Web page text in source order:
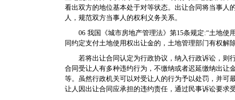
看出双方的地位基本处于对等状态。出让合同将当事人
人，规范双方当事人的权利义务关系。
06 我国《城市房地产管理法》第15条规定:“土地使
同约定支付土地使用权出让金的，土地管理部门有权解
若将出让合同认定为行政协议，纳入行政诉讼，则
合同受让人有多种违约行为，不缴纳或者迟延缴纳出让
等。虽然行政机关可以对受让人的行为予以处罚，并可
让人因出让合同应承担的违约责任，通过民事诉讼要求